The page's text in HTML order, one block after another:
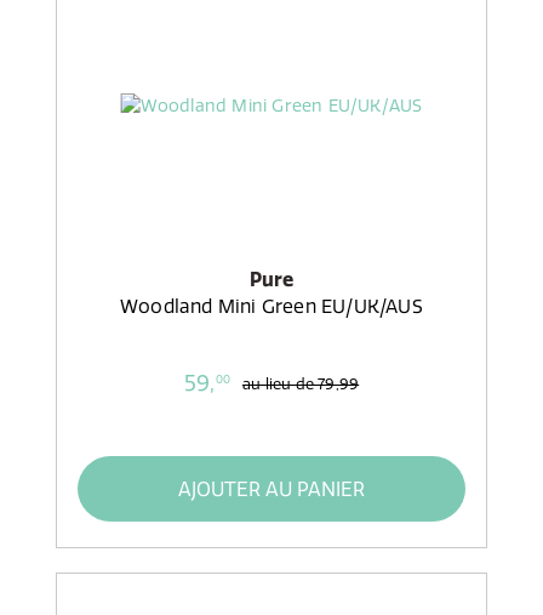
Pure
Woodland Mini Green EU/UK/AUS
59,00 au lieu de79,99
AJOUTER AU PANIER